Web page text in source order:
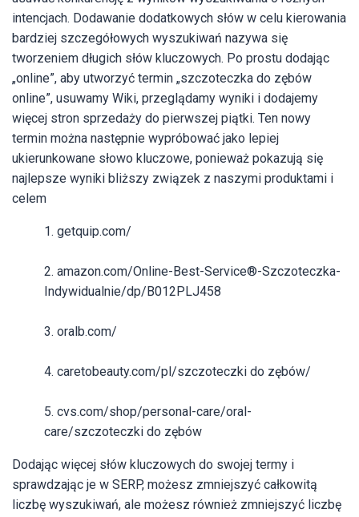
intencjach. Dodawanie dodatkowych słów w celu kierowania
bardziej szczegółowych wyszukiwań nazywa się
tworzeniem długich słów kluczowych. Po prostu dodając
„online”, aby utworzyć termin „szczoteczka do zębów
online”, usuwamy Wiki, przeglądamy wyniki i dodajemy
więcej stron sprzedaży do pierwszej piątki. Ten nowy
termin można następnie wypróbować jako lepiej
ukierunkowane słowo kluczowe, ponieważ pokazują się
najlepsze wyniki bliższy związek z naszymi produktami i
celem
1. getquip.com/
2. amazon.com/Online-Best-Service®-Szczoteczka-
Indywidualnie/dp/B012PLJ458
3. oralb.com/
4. caretobeauty.com/pl/szczoteczki do zębów/
5. cvs.com/shop/personal-care/oral-
care/szczoteczki do zębów
Dodając więcej słów kluczowych do swojej termy i
sprawdzając je w SERP, możesz zmniejszyć całkowitą
liczbę wyszukiwań, ale możesz również zmniejszyć liczbę